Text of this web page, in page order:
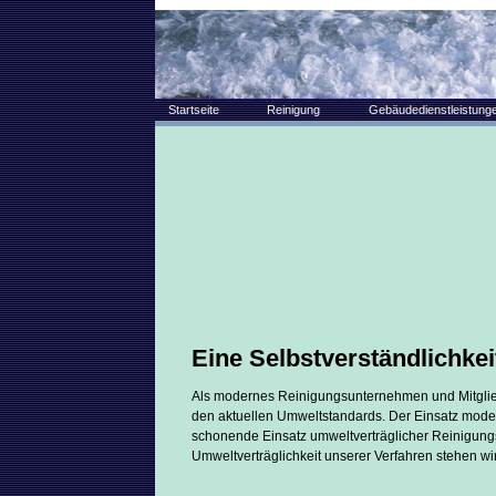
Startseite Reinigung
Eine
Als modernes Reinigungsunternehmen und
den aktuellen Umweltstandards. Der Einsatz
schonende Einsatz umweltverträglicher
Umweltverträglichkeit unserer Verfahren stehen